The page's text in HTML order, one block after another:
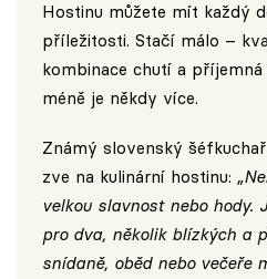
Hostinu můžete mít každý
příležitosti. Stačí málo –
kombinace chutí a
méně je někdy více.
Známý slovenský
zve na kulinární hostinu:
velkou slavnost nebo hody.
pro dva, několik blízkých a
snídaně, oběd nebo večeře